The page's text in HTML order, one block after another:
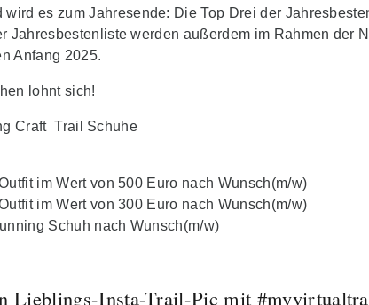
wird es zum Jahresende: Die Top Drei der
Jahresbestenliste werden außerdem im Rahmen der
Anfang 2025.
lohnt sich!
Craft Trail Schuhe
im Wert von 500 Euro nach Wunsch(m/w)
im Wert von 300 Euro nach Wunsch(m/w)
Schuh nach Wunsch(m/w)
Lieblings-Insta-Trail-Pic mit